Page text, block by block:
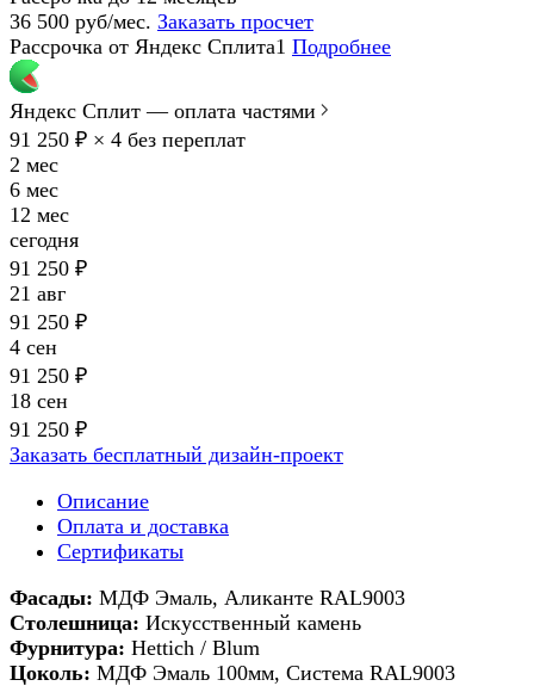
36 500 руб/мес. Заказать просчет
Рассрочка от Яндекс Сплита1 Подробнее
Яндекс Сплит — оплата частями
91 250 ₽ × 4 без переплат
2 мес
6 мес
12 мес
сегодня
91 250 ₽
21 авг
91 250 ₽
4 сен
91 250 ₽
18 сен
91 250 ₽
Заказать бесплатный дизайн-проект
Описание
Оплата и доставка
Сертификаты
Фасады: МДФ Эмаль, Аликанте RAL9003
Столешница: Искусственный камень
Фурнитура: Hettich / Blum
Цоколь: МДФ Эмаль 100мм, Система RAL9003